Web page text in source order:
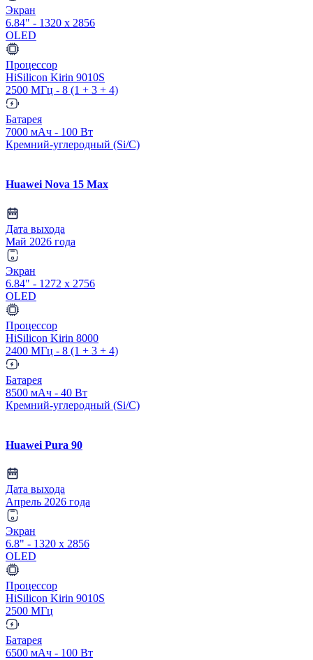
Экран
6.84" - 1320 x 2856
OLED
Процессор
HiSilicon Kirin 9010S
2500 МГц - 8 (1 + 3 + 4)
Батарея
7000 мАч - 100 Вт
Кремний-углеродный (Si/C)
Huawei Nova 15 Max
Дата выхода
Май 2026 года
Экран
6.84" - 1272 x 2756
OLED
Процессор
HiSilicon Kirin 8000
2400 МГц - 8 (1 + 3 + 4)
Батарея
8500 мАч - 40 Вт
Кремний-углеродный (Si/C)
Huawei Pura 90
Дата выхода
Апрель 2026 года
Экран
6.8" - 1320 x 2856
OLED
Процессор
HiSilicon Kirin 9010S
2500 МГц
Батарея
6500 мАч - 100 Вт